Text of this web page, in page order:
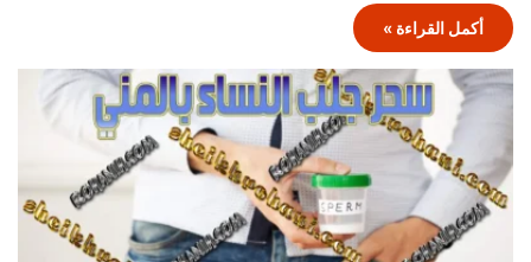
أكمل القراءة »